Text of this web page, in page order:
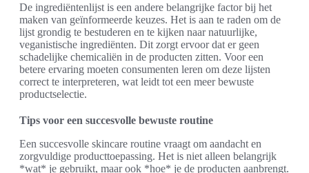
De ingrediëntenlijst is een andere belangrijke factor bij het
maken van geïnformeerde keuzes. Het is aan te raden om de
lijst grondig te bestuderen en te kijken naar natuurlijke,
veganistische ingrediënten. Dit zorgt ervoor dat er geen
schadelijke chemicaliën in de producten zitten. Voor een
betere ervaring moeten consumenten leren om deze lijsten
correct te interpreteren, wat leidt tot een meer bewuste
productselectie.
Tips voor een succesvolle bewuste routine
Een succesvolle skincare routine vraagt om aandacht en
zorgvuldige producttoepassing. Het is niet alleen belangrijk
*wat* je gebruikt, maar ook *hoe* je de producten aanbrengt.